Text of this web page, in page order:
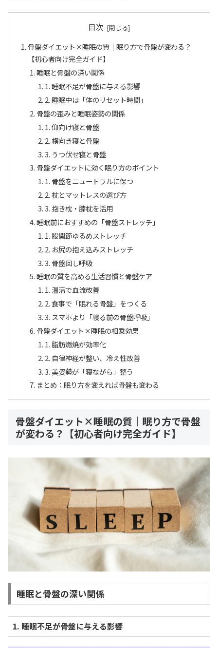
目次
骨盤ダイエット×睡眠の質｜眠り方で骨盤が変わる？
【初心者向け完全ガイド】
睡眠と骨盤の深い関係
1. 睡眠不足が骨盤に与える影響
2. 睡眠中は「体のリセット時間」
骨盤の歪みと睡眠姿勢の関係
1. 仰向け寝と骨盤
2. 横向き寝と骨盤
3. うつ伏せ寝と骨盤
骨盤ダイエットに効く眠り方のポイント
1. 骨盤をニュートラルに保つ
2. 枕とマットレスの選び方
3. 抱き枕・膝枕を活用
睡眠前におすすめの「骨盤ストレッチ」
1. 股関節ゆるめストレッチ
2. お尻の抱え込みストレッチ
3. 骨盤回し呼吸
睡眠の質を高める生活習慣と骨盤ケア
1. 温活で血流改善
2. 食事で「眠れる骨盤」をつくる
3. スマホより「寝る前の骨盤呼吸」
骨盤ダイエット×睡眠の相乗効果
1. 脂肪燃焼が効率化
2. 自律神経が整い、冷え性改善
3. 美姿勢が「寝ながら」整う
まとめ：眠り方を変えれば骨盤も変わる
骨盤ダイエット×睡眠の質｜眠り方で骨盤
が変わる？【初心者向け完全ガイド】
睡眠と骨盤の深い関係
1. 睡眠不足が骨盤に与える影響